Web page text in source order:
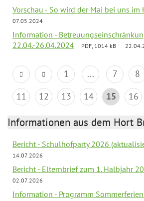
Vorschau - So wird der Mai bei uns im
07.05.2024
Information -
22.04.-26.04.2024
PDF, 1014 kB
1 ... 7 8
11
12 13 14 15 16
Informationen aus dem Hort
Bericht - Schulhofparty 2026
14.07.2026
Bericht - Elternbrief zum 1. Halbjahr
02.07.2026
Information - Programm